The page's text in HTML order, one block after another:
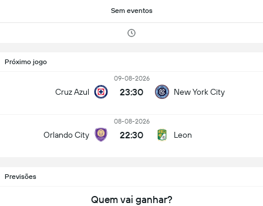
Sem eventos
Próximo jogo
Cruz Azul
09-08-2026
23:30 New York City
Orlando City
08-08-2026
22:30 Leon
Previsões
Quem vai ganhar?